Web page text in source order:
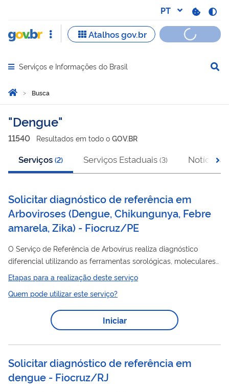
Abrir menu principal de navegação
Serviços e Informações do Brasil
Você está aqui:
Página Inicial
Busca
Busca
Dengue
11540 Resultados em todo o GOV.BR
Serviços (2) Serviços Estaduais (3) Notícias
Solicitar diagnóstico de referência em
Arboviroses (Dengue, Chikungunya, Febre
amarela, Zika) - Fiocruz/PE
O Serviço de Referência de Arbovírus realiza diagnóstico
diferencial utilizando as ferramentas sorológicas, moleculares
e de virologia, bem como o desenvolvimento de novas
ferramentas laboratoriais e de inovação tecnológica para a
investigação do agravo.
Etapas para a realização deste serviço
Quem pode utilizar este serviço?
Iniciar
Solicitar diagnóstico de referência em
dengue - Fiocruz/RJ